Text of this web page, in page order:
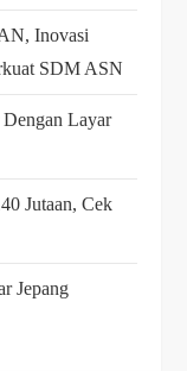
Inovasi
SDM ASN
Layar
Jutaan, Cek
Jepang